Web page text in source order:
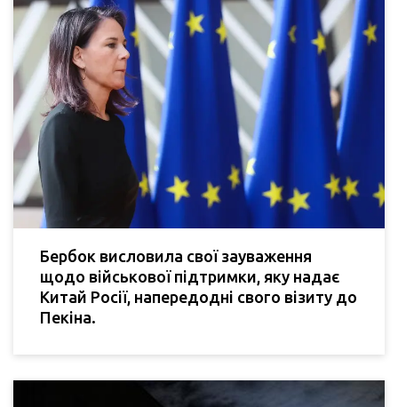
Бербок висловила свої зауваження
щодо військової підтримки, яку надає
Китай Росії, напередодні свого візиту до
Пекіна.